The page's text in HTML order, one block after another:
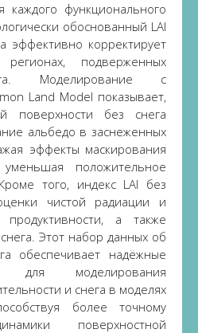
каждого функционального
обоснованный LAI
эффективно корректирует
подверженных
Моделирование с
Land Model показывает,
поверхности без снега
альбедо в заснеженных
эффекты маскирования
положительное
того, индекс LAI без
чистой радиации и
а также
Этот набор данных об
обеспечивает надёжные
для моделирования
и снега в моделях
более точному
поверхностной